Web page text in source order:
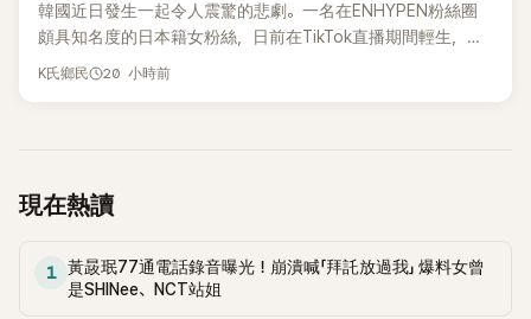
韓國近日發生一起令人震驚的悲劇。一名在ENHYPEN粉絲圈
頗具知名度的日本籍女粉絲，日前在TikTok直播期間輕生，最
終不幸身亡，消息曝光後震驚韓網，也讓不少粉絲湧入社群平
K氏鄉民 20 小時前
現在熱讀
1
黃晸珉77通電話錄音曝光！崩潰喊「拜託放過我」 爆料女曾
是SHINee、NCT站姐